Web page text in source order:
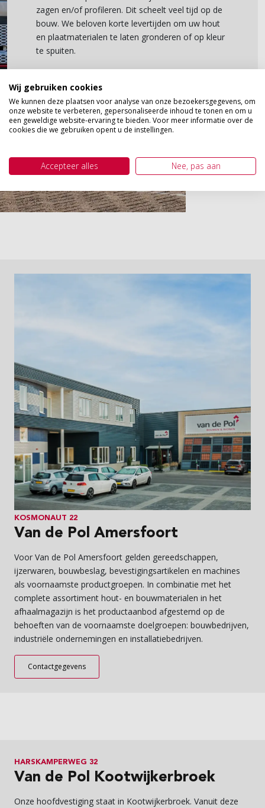
zagen en/of profileren. Dit scheelt veel tijd op de
bouw. We beloven korte levertijden om uw hout
en plaatmaterialen te laten gronderen of op kleur
te spuiten.
onzeadviseurs
Contactgegevens
KOSMONAUT 22
Van de Pol Amersfoort
Voor Van de Pol Amersfoort gelden gereedschappen,
ijzerwaren, bouwbeslag, bevestigingsartikelen en machines
als voornaamste productgroepen. In combinatie met het
complete assortiment hout- en bouwmaterialen in het
afhaalmagazijn is het productaanbod afgestemd op de
behoeften van de voornaamste doelgroepen: bouwbedrijven,
industriële ondernemingen en installatiebedrijven.
Contactgegevens
HARSKAMPERWEG 32
Van de Pol Kootwijkerbroek
Onze hoofdvestiging staat in Kootwijkerbroek. Vanuit deze
Wij gebruiken cookies
We kunnen deze plaatsen voor analyse van onze bezoekersgegevens, om
onze website te verbeteren, gepersonaliseerde inhoud te tonen en om u
een geweldige website-ervaring te bieden. Voor meer informatie over de
cookies die we gebruiken opent u de instellingen.
Accepteer alles Nee, pas aan